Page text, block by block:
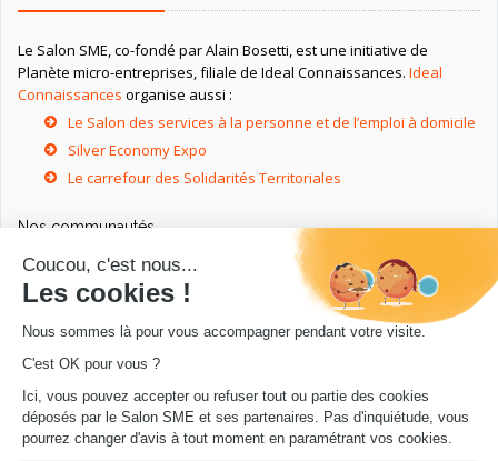
Le Salon SME, co-fondé par Alain Bosetti, est une initiative de
Planète micro-entreprises, filiale de Ideal Connaissances. Ideal
Connaissances organise aussi :
Le Salon des services à la personne et de l’emploi à domicile
Silver Economy Expo
Le carrefour des Solidarités Territoriales
Nos communautés
Ressources utiles
Livres utiles pour les entrepreneurs